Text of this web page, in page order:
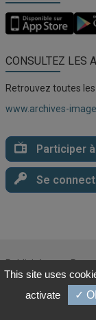
pour
CONSULTEZ LES
Retrouvez toutes
www.archives-
Participer
Se
Publicité
CGU
This site uses
activate
✓